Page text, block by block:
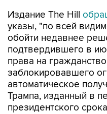
Издание The Hill
указы, "по всей
обойти недавнее
подтвердившего в
права на
заблокировавшего
автоматическое
Трампа, изданный в
президентского